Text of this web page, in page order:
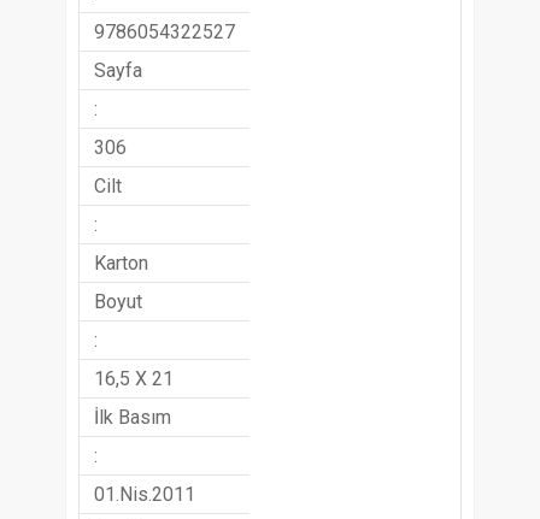
9786054322527
Sayfa
:
306
Cilt
:
Karton
Boyut
:
16,5 X 21
İlk Basım
:
01.Nis.2011